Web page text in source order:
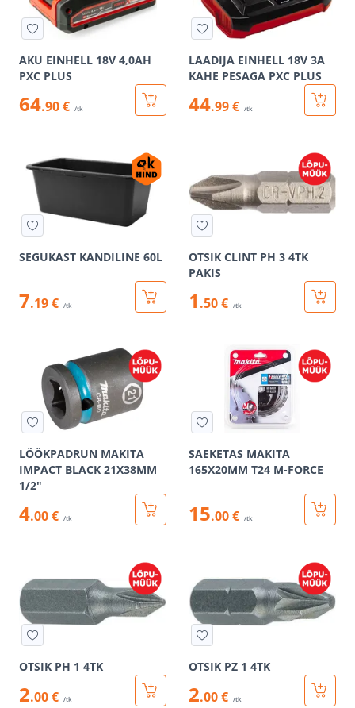
AKU EINHELL 18V 4,0AH
PXC PLUS
64.90 € /tk
LAADIJA EINHELL 18V 3A
KAHE PESAGA PXC PLUS
44.99 € /tk
SEGUKAST KANDILINE 60L
7.19 € /tk
OTSIK CLINT PH 3 4TK
PAKIS
1 .50 € /tk
LÖÖKPADRUN MAKITA
IMPACT BLACK 21X38MM
1/2"
4.00 € /tk
SAEKETAS MAKITA
165X20MM T24 M-FORCE
15.00 € /tk
OTSIK PH 1 4TK
2.00 € /tk
OTSIK PZ 1 4TK
2.00 € /tk